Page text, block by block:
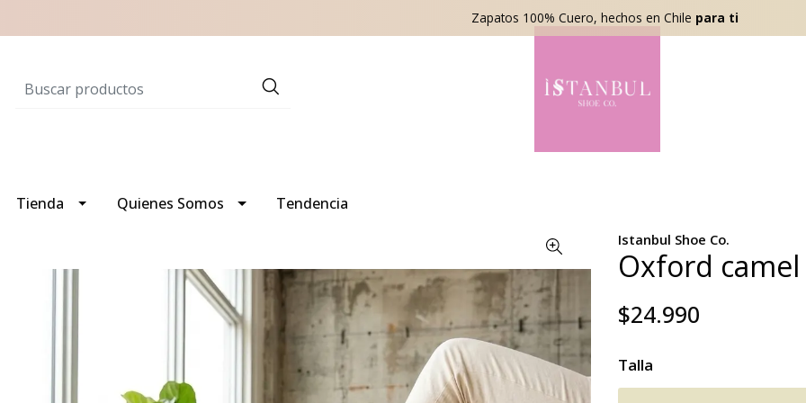
Zapatos 100% Cuero, hechos en Chile para ti
Tienda Quienes Somos Tendencia
Istanbul Shoe Co.
Oxford camel
$24.990
Talla